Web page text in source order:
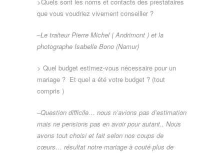
que vous voudriez vivement conseiller ?
–Le traiteur Pierre Michel ( Andrimont ) et la
photographe Isabelle Bono (Namur)
> Quel budget estimez-vous nécessaire pour un
mariage ? Et quel a été votre budget ? (tout
compris )
–Question difficile… nous n’avions pas d’estimation
mais ne pensions pas en avoir pour autant.. Nous
avons tout choisi et fait selon nos coups de
cœurs… résultat notre mariage à couté plus de